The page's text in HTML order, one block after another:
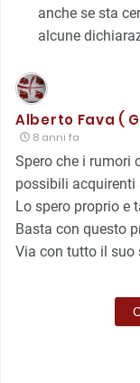
anche se sta
alcune
Alberto Fava (
8 anni fa
Spero che i rumori
possibili acquirenti
Lo spero proprio e
Basta con questo
Via con tutto il suo